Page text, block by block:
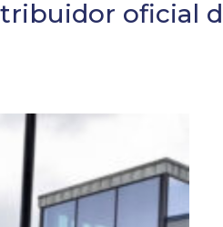
oficial